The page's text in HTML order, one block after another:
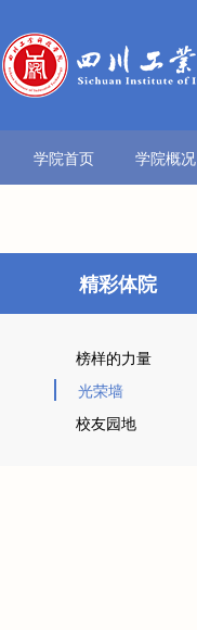
学院首页 学院概况
精彩体院
榜样的力量
光荣墙
校友园地